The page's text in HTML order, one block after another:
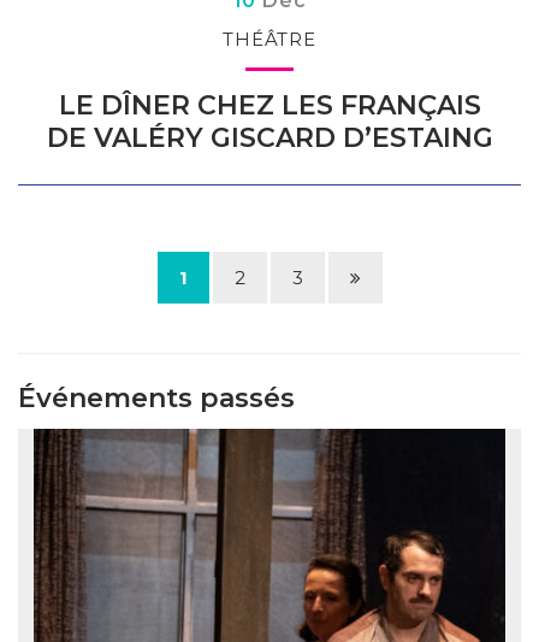
THÉÂTRE
LE DÎNER CHEZ LES FRANÇAIS
DE VALÉRY GISCARD D’ESTAING
1 2 3
Page
Événements passés